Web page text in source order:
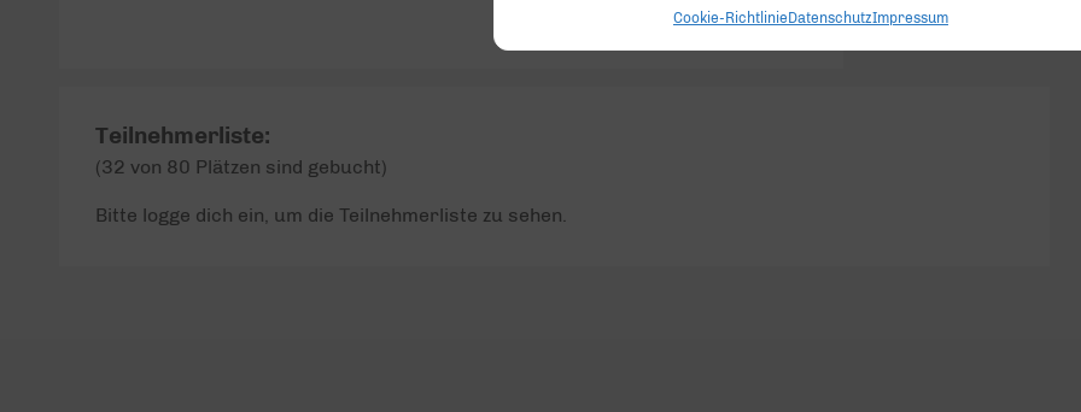
Cookie-Richtlinie DatenschutzImpressum
Teilnehmerliste:
(32 von 80 Plätzen sind gebucht)
Bitte logge dich ein, um die Teilnehmerliste zu sehen.